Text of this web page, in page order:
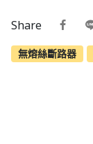
Share
無熔絲斷路器